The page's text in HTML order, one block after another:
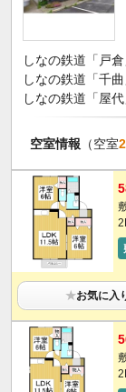
しなの鉄道「戸
しなの鉄道「千
しなの鉄道「屋
空室情報 （空室2
★お気に入